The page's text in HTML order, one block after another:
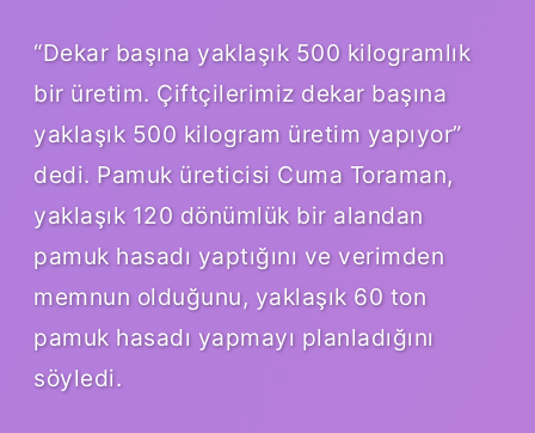
“Dekar başına yaklaşık 500 kilogramlık
bir üretim. Çiftçilerimiz dekar başına
yaklaşık 500 kilogram üretim yapıyor”
dedi. Pamuk üreticisi Cuma Toraman,
yaklaşık 120 dönümlük bir alandan
pamuk hasadı yaptığını ve verimden
memnun olduğunu, yaklaşık 60 ton
pamuk hasadı yapmayı planladığını
söyledi.